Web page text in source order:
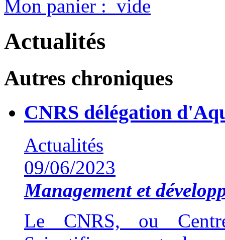
Mon panier : vide
Actualités
Autres chroniques
CNRS délégation
Actualités
09/06/2023
Management et
Le CNRS, ou